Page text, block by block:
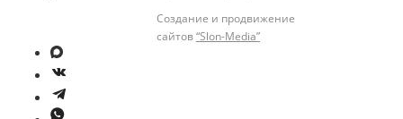
Создание и продвижение
сайтов“Slon-Media”